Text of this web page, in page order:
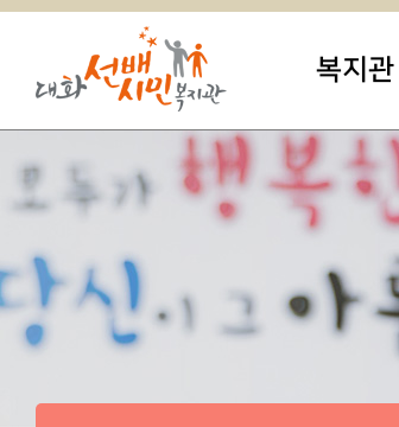
복지관